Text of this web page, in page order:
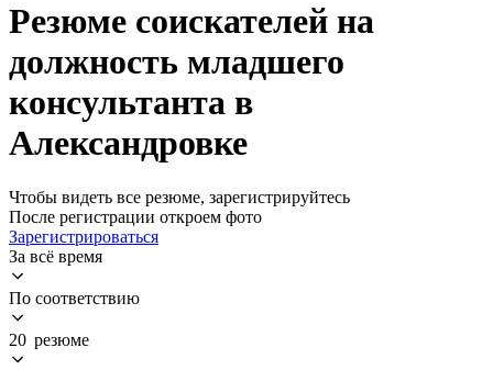
Резюме соискателей на
должность младшего
консультанта в
Александровке
Чтобы видеть все резюме, зарегистрируйтесь
После регистрации откроем фото
Зарегистрироваться
За всё время
По соответствию
20 резюме